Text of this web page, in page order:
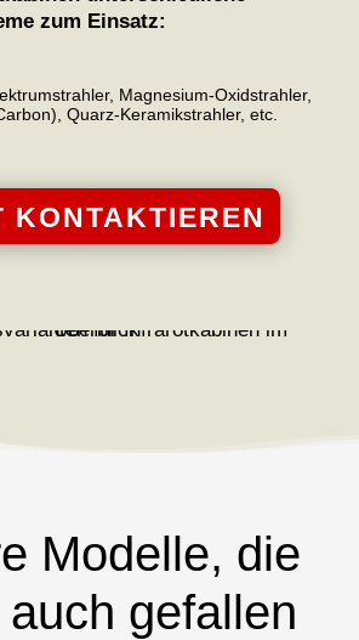
zum Einsatz:
Magnesium-Oxidstrahler,
Quarz-Keramikstrahler, etc.
KONTAKTIEREN
Modelle, die
auch gefallen